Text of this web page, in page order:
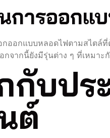
การออกแ
กออกแบบหลอดไฟตามสไตล์
จากนี้ยังมีรุ่นต่าง ๆ ที่เหมาะ
บปร
ต์